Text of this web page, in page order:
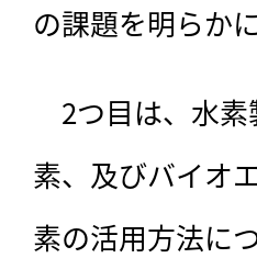
の課題を明らか
2つ目は、水素
素、及びバイオ
素の活用方法に